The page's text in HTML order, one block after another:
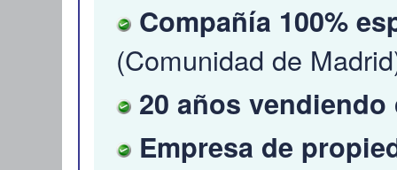
Compañía 100%
(Comunidad de
20 años
Empresa de